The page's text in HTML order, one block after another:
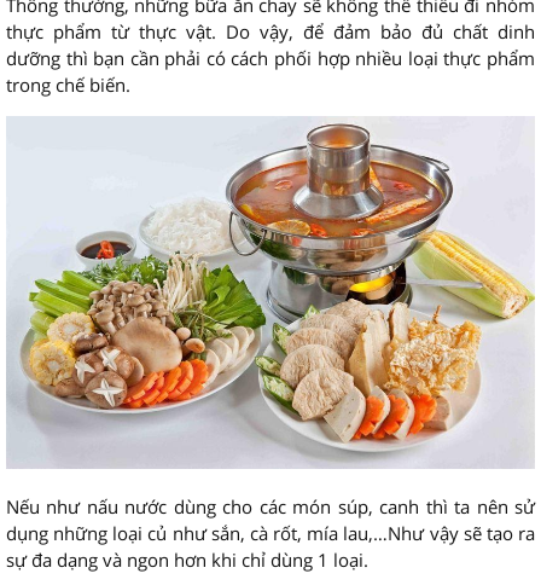
Thông thường, những bữa ăn chay sẽ không thể thiếu đi nhóm
thực phẩm từ thực vật. Do vậy, để đảm bảo đủ chất dinh
dưỡng thì bạn cần phải có cách phối hợp nhiều loại thực phẩm
trong chế biến.
Nếu như nấu nước dùng cho các món súp, canh thì ta nên sử
dụng những loại củ như sắn, cà rốt, mía lau,…Như vậy sẽ tạo ra
sự đa dạng và ngon hơn khi chỉ dùng 1 loại.